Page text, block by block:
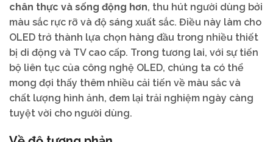
chân thực và sống động hơn, thu hút người dùng bởi
màu sắc rực rỡ và độ sáng xuất sắc. Điều này làm cho
OLED trở thành lựa chọn hàng đầu trong nhiều thiết
bị di động và TV cao cấp. Trong tương lai, với sự tiến
bộ liên tục của công nghệ OLED, chúng ta có thể
mong đợi thấy thêm nhiều cải tiến về màu sắc và
chất lượng hình ảnh, đem lại trải nghiệm ngày càng
tuyệt vời cho người dùng.